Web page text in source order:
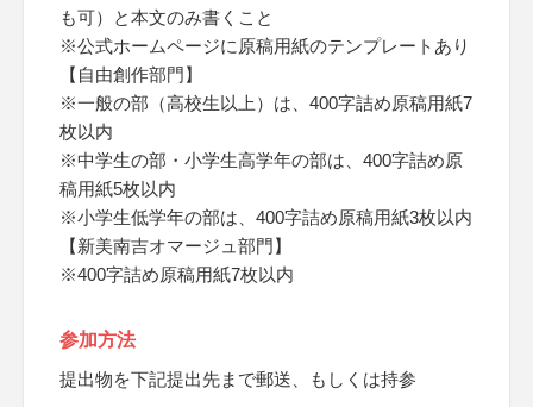
も可）と本文のみ書くこと
※公式ホームページに原稿用紙のテンプレートあり
【自由創作部門】
※一般の部（高校生以上）は、400字詰め原稿用紙7
枚以内
※中学生の部・小学生高学年の部は、400字詰め原
稿用紙5枚以内
※小学生低学年の部は、400字詰め原稿用紙3枚以内
【新美南吉オマージュ部門】
※400字詰め原稿用紙7枚以内
参加方法
提出物を下記提出先まで郵送、もしくは持参